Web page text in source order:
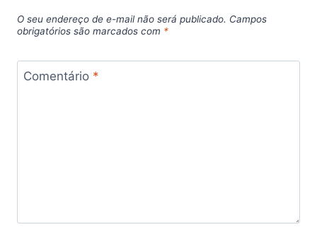
O seu endereço de e-mail não será publicado. Campos
obrigatórios são marcados com *
Comentário *